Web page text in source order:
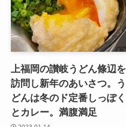
上福岡の讃岐うどん條辺を
訪問し新年のあいさつ。う
どんは冬のド定番しっぽく
とカレー。満腹満足